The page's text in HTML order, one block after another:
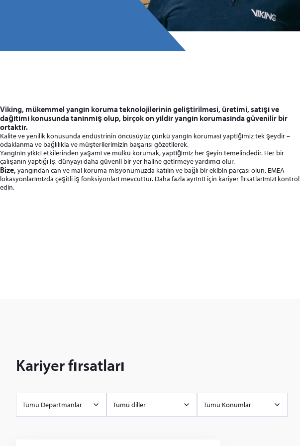
Viking, mükemmel yangın koruma teknolojilerinin geliştirilmesi, üretimi, satışı ve
dağıtımı konusunda tanınmış olup, birçok on yıldır yangın korumasında güvenilir bir
ortaktır.
Kalite ve yenilik konusunda endüstrinin öncüsüyüz çünkü yangın koruması yaptığımız tek şeydir –
odaklanma ve bağlılıkla ve müşterilerimizin başarısı gözetilerek.
Yangının yıkıcı etkilerinden yaşamı ve mülkü korumak, yaptığımız her şeyin temelindedir. Her bir
çalışanın yaptığı iş, dünyayı daha güvenli bir yer haline getirmeye yardımcı olur.
Bize, yangından can ve mal koruma misyonumuzda katılın ve bağlı bir ekibin parçası olun. EMEA
lokasyonlarımızda çeşitli iş fonksiyonları mevcuttur. Daha fazla ayrıntı için kariyer fırsatlarımızı kontrol
edin.
Kariyer fırsatları
Tümü Departmanlar Tümü diller Tümü Konumlar